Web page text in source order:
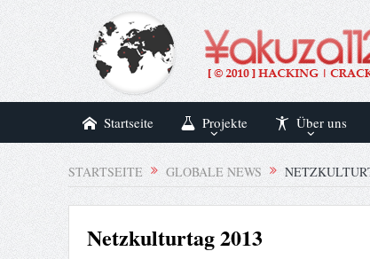
Startseite Projekte Über uns
STARTSEITE GLOBALE NEWS
Netzkulturtag 2013